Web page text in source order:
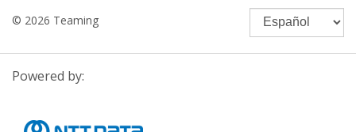
© 2026 Teaming
Powered by: